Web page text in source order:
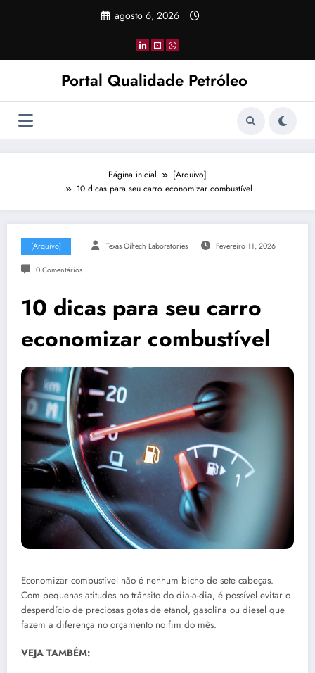
agosto 6, 2026
Portal Qualidade Petróleo
Página inicial
[Arquivo]
10 dicas para seu carro economizar combustível
[Arquivo] Texas Oiltech Laboratories Fevereiro 11, 2026
0 Comentários
10 dicas para seu carro
economizar combustível
Economizar combustível não é nenhum bicho de sete cabeças.
Com pequenas atitudes no trânsito do dia-a-dia, é possível evitar o
desperdício de preciosas gotas de etanol, gasolina ou diesel que
fazem a diferença no orçamento no fim do mês.
VEJA TAMBÉM: